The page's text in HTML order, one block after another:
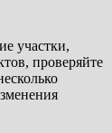
участки,
проверяйте